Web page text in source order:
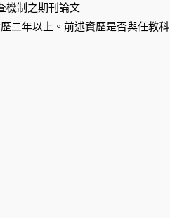
機制之期刊論文
二年以上。前述資歷是否與任教科